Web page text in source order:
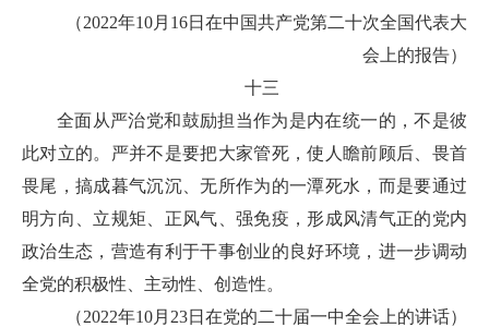
（2022年10月16日在中国共产党第二十次全国代表大
会上的报告）
十三
全面从严治党和鼓励担当作为是内在统一的，不是彼
此对立的。严并不是要把大家管死，使人瞻前顾后、畏首
畏尾，搞成暮气沉沉、无所作为的一潭死水，而是要通过
明方向、立规矩、正风气、强免疫，形成风清气正的党内
政治生态，营造有利于干事创业的良好环境，进一步调动
全党的积极性、主动性、创造性。
（2022年10月23日在党的二十届一中全会上的讲话）